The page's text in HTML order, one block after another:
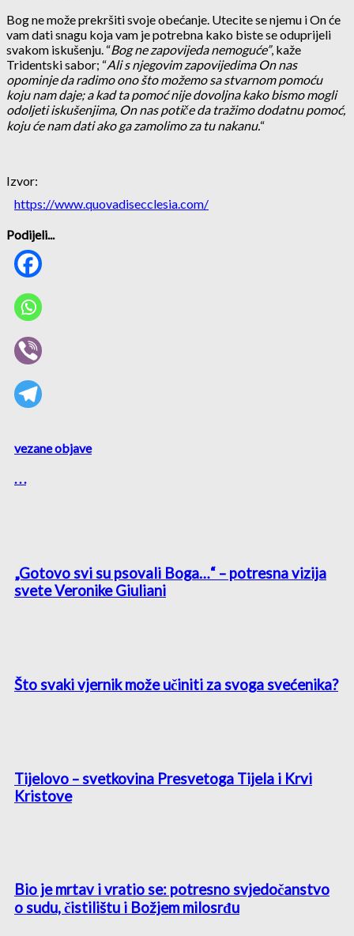
Bog ne može prekršiti svoje obećanje. Utecite se njemu i On će
vam dati snagu koja vam je potrebna kako biste se oduprijeli
svakom iskušenju. “Bog ne zapovijeda nemoguće”, kaže
Tridentski sabor; “Ali s njegovim zapovijedima On nas
opominje da radimo ono što možemo sa stvarnom pomoću
koju nam daje; a kad ta pomoć nije dovoljna kako bismo mogli
odoljeti iskušenjima, On nas potiče da tražimo dodatnu pomoć,
koju će nam dati ako ga zamolimo za tu nakanu.“
Izvor:
https://www.quovadisecclesia.com/
Podijeli...
vezane objave
. . .
„Gotovo svi su psovali Boga…“ – potresna vizija
svete Veronike Giuliani
Što svaki vjernik može učiniti za svoga svećenika?
Tijelovo – svetkovina Presvetoga Tijela i Krvi
Kristove
Bio je mrtav i vratio se: potresno svjedočanstvo
o sudu, čistilištu i Božjem milosrđu